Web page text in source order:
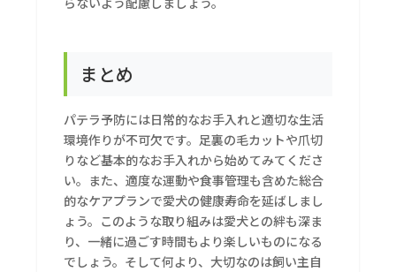
まとめ
パテラ予防には日常的なお手入れと適切な生活
環境作りが不可欠です。足裏の毛カットや爪切
りなど基本的なお手入れから始めてみてくださ
い。また、適度な運動や食事管理も含めた総合
的なケアプランで愛犬の健康寿命を延ばしまし
ょう。このような取り組みは愛犬との絆も深ま
り、一緒に過ごす時間もより楽しいものになる
でしょう。そして何より、大切なのは飼い主自